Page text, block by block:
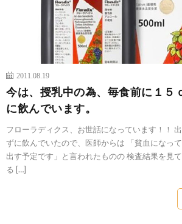
2011.08.19
今は、授乳中の為、毎食前に１５
に飲んでいます。
フローラディクス、お世話になっています！！
ずに飲んでいたので、医師からは 「貧血になっ
出す予定です」と言われたものの 検査結果を見
る […]